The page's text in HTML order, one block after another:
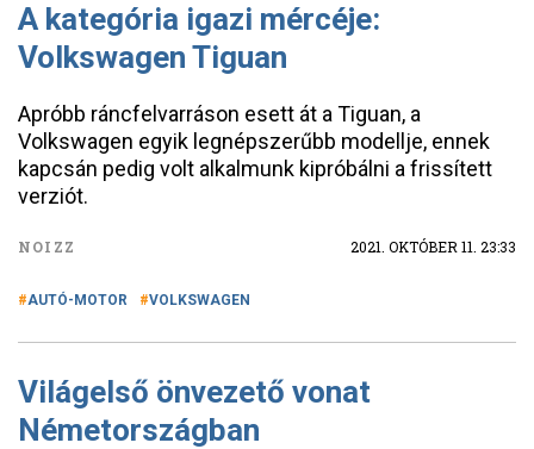
A kategória igazi mércéje:
Volkswagen Tiguan
Apróbb ráncfelvarráson esett át a Tiguan, a
Volkswagen egyik legnépszerűbb modellje, ennek
kapcsán pedig volt alkalmunk kipróbálni a frissített
verziót.
NOIZZ 2021. OKTÓBER 11. 23:33
AUTÓ-MOTOR VOLKSWAGEN
Világelső önvezető vonat
Németországban